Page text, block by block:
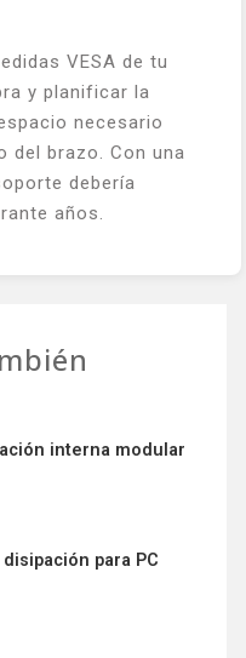
VESA de tu
y planificar la
necesario
del brazo. Con una
debería
años.
interna modular
para PC